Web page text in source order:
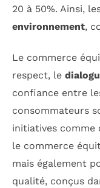
20 à 50%. Ainsi,
environnement,
Le commerce
respect, le
confiance entre
consommateurs
initiatives comme
le commerce
mais également
qualité, conçus